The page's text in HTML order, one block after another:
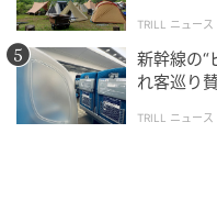
SNSへの投稿を禁止
写真撮影はデジカメ
されている。
学校でもアナウンス
TRILL ニュース
新幹線の“
れ客巡り
TRILL ニュース